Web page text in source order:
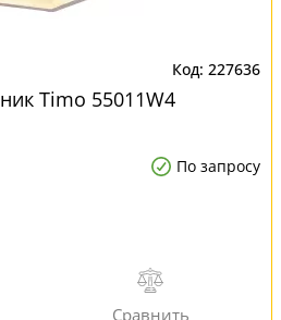
227636
Timo 55011W4
По запросу